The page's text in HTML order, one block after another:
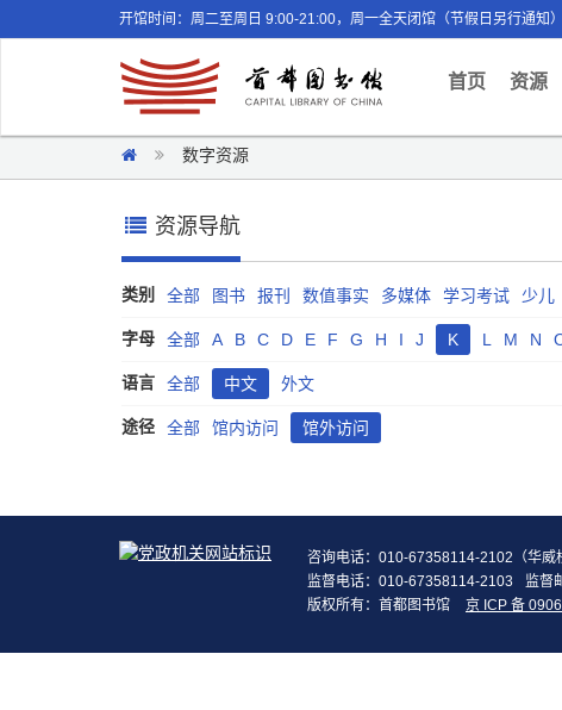
开馆时间：周二至周日 9:00-21:00，周一全天闭馆（节假日另行通知）
首页(current)
资源
数字资源
资源导航
类别 全部 图书 报刊 数值事实 多媒体 学习考试 少儿
字母 全部 A B C D E F G H I J K L M N
语言 全部 中文 外文
途径 全部 馆内访问 馆外访问
咨询电话：010-67358114-2102（华威
监督电话：010-67358114-2103
监督
版权所有：首都图书馆
京 ICP 备